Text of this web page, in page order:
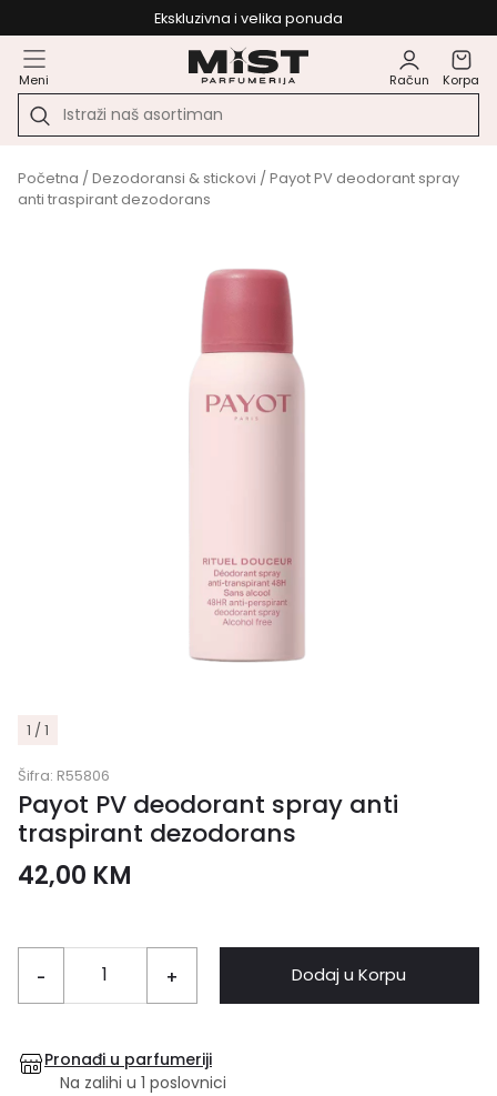
Ekskluzivna i velika ponuda
Meni Račun Korpa
Početna /Dezodoransi & stickovi / Payot PV deodorant spray
anti traspirant dezodorans
1 / 1
Šifra: R55806
Payot PV deodorant spray anti
traspirant dezodorans
42,00 KM
- + Dodaj u Korpu
Pronađi u parfumeriji
Na zalihi u 1 poslovnici